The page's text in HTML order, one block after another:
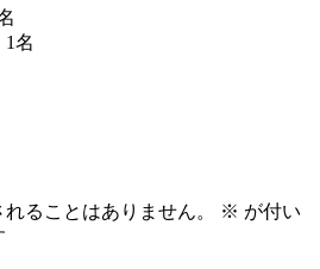
名
ることはありません。 ※ が付い